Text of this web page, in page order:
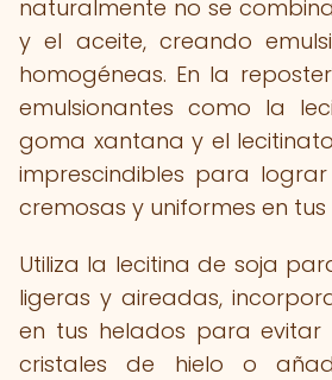
naturalmente no se
y el aceite, creando
homogéneas. En la
emulsionantes como la
goma xantana y el
imprescindibles para
cremosas y uniformes en
Utiliza la lecitina de soja
ligeras y aireadas,
en tus helados para
cristales de hielo o